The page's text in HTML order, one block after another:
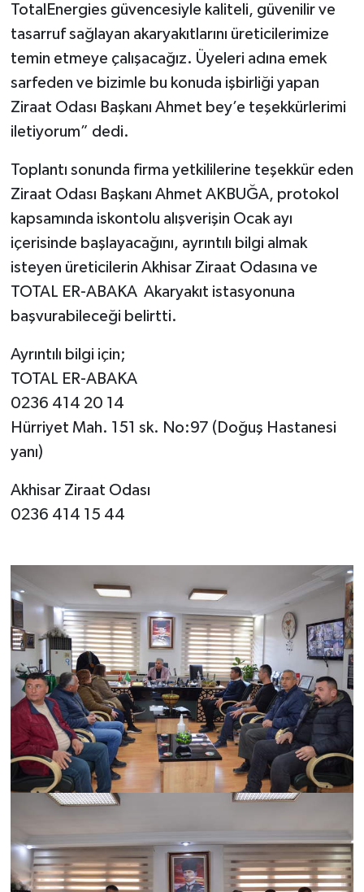
TotalEnergies güvencesiyle kaliteli, güvenilir ve
tasarruf sağlayan akaryakıtlarını üreticilerimize
temin etmeye çalışacağız. Üyeleri adına emek
sarfeden ve bizimle bu konuda işbirliği yapan
Ziraat Odası Başkanı Ahmet bey’e teşekkürlerimi
iletiyorum” dedi.
Toplantı sonunda firma yetkililerine teşekkür eden
Ziraat Odası Başkanı Ahmet AKBUĞA, protokol
kapsamında iskontolu alışverişin Ocak ayı
içerisinde başlayacağını, ayrıntılı bilgi almak
isteyen üreticilerin Akhisar Ziraat Odasına ve
TOTAL ER-ABAKA Akaryakıt istasyonuna
başvurabileceği belirtti.
Ayrıntılı bilgi için;
TOTAL ER-ABAKA
0236 414 20 14
Hürriyet Mah. 151 sk. No:97 (Doğuş Hastanesi
yanı)
Akhisar Ziraat Odası
0236 414 15 44